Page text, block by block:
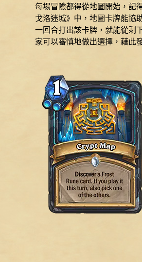
每場冒險都得從地圖開始，記
戈洛迷城》中，地圖卡牌能協
一回合打出該卡牌，就能從剩
家可以審慎地做出選擇，藉此